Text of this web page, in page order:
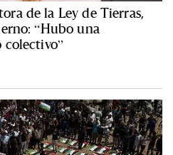
de la Ley de Tierras,
“Hubo una